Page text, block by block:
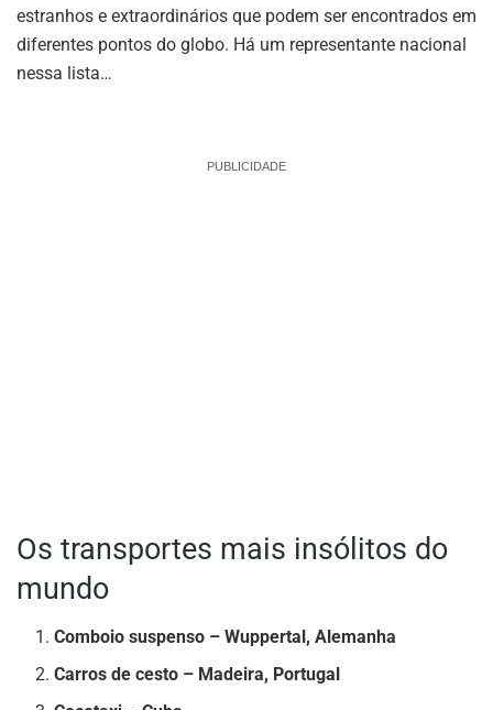
estranhos e extraordinários que podem ser encontrados em
diferentes pontos do globo. Há um representante nacional
nessa lista…
PUBLICIDADE
Os transportes mais insólitos do
mundo
Comboio suspenso – Wuppertal, Alemanha
Carros de cesto – Madeira, Portugal